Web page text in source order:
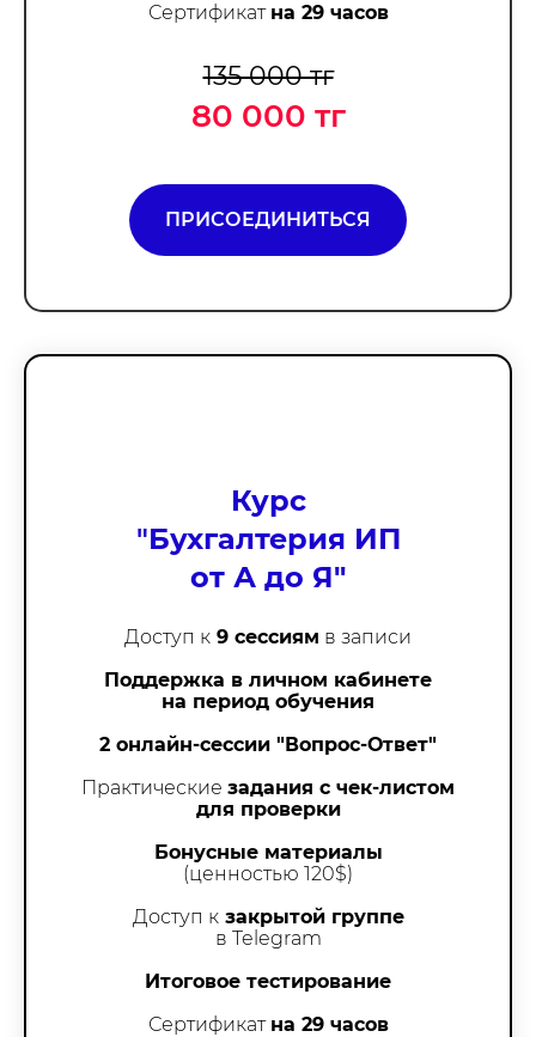
Сертификат на 29 часов
135 000 тг
80 000 тг
ПРИСОЕДИНИТЬСЯ
Курс
"Бухгалтерия ИП
от А до Я"
Доступ к 9 сессиям в записи
Поддержка в личном кабинете
на период обучения
2 онлайн-сессии "Вопрос-Ответ"
Практические задания с чек-листом
для проверки
Бонусные материалы
(ценностью 120$)
Доступ кзакрытой группе
в Telegram
Итоговое тестирование
Сертификат на 29 часов